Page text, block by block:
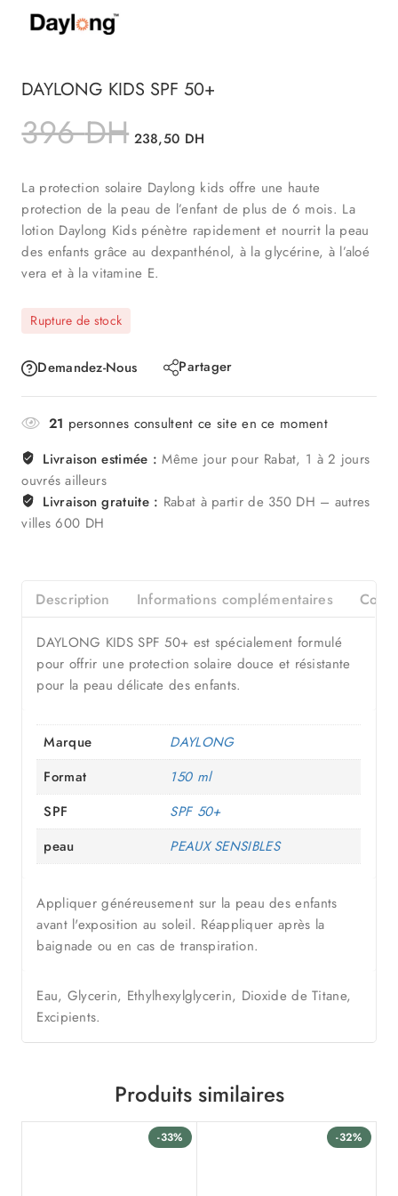
DAYLONG KIDS SPF 50+
396DH 238,50 DH
La protection solaire Daylong kids offre une haute
protection de la peau de l’enfant de plus de 6 mois. La
lotion Daylong Kids pénètre rapidement et nourrit la peau
des enfants grâce au dexpanthénol, à la glycérine, à l’aloé
vera et à la vitamine E.
Rupture de stock
Demandez-Nous Partager
21 personnes consultent ce site en ce moment
Livraison estimée : Même jour pour Rabat, 1 à 2 jours
ouvrés ailleurs
Livraison gratuite : Rabat à partir de 350 DH – autres
villes 600 DH
Description Informations complémentaires
DAYLONG KIDS SPF 50+ est spécialement formulé
pour offrir une protection solaire douce et résistante
pour la peau délicate des enfants.
Marque
DAYLONG
Format
150 ml
SPF
SPF 50+
peau
PEAUX SENSIBLES
Appliquer généreusement sur la peau des enfants
avant l'exposition au soleil. Réappliquer après la
baignade ou en cas de transpiration.
Eau, Glycerin, Ethylhexylglycerin, Dioxide de Titane,
Excipients.
Produits similaires
-33% -32%